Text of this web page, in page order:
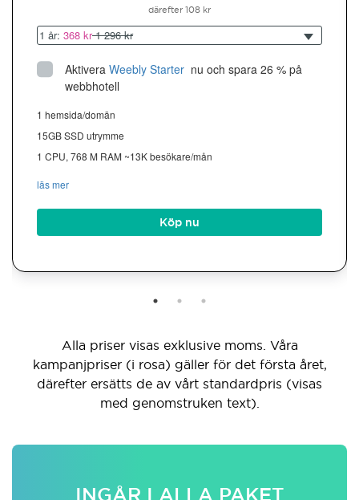
därefter 108 kr
1 år: 368 kr1 296 kr
Aktivera Weebly Starter nu och spara 26 % på
webbhotell
1 hemsida/domän
15GB SSD utrymme
1 CPU, 768 M RAM ~13K besökare/mån
läs mer
Köp nu
Alla priser visas exklusive moms. Våra
kampanjpriser (i rosa) gäller för det första året,
därefter ersätts de av vårt standardpris (visas
med genomstruken text).
INGÅR I ALLA PAKET